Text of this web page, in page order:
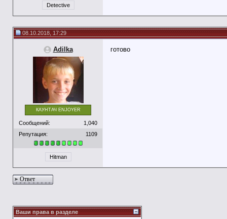
Detective
08.10.2018, 17:29
Adilka
КАУНТАЧ ENJOYER
Сообщений:
1,040
Репутация:
1109
Hitman
готово
Ответ
Ваши права в разделе